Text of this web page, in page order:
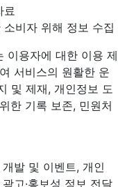
료
비자 위해 정보 수집
이용자에 대한 이용 제
서비스의 원활한 운
및 제재, 개인정보 도
한 기록 보존, 민원처
발 및 이벤트, 개인
고·홍보성 정보 전달